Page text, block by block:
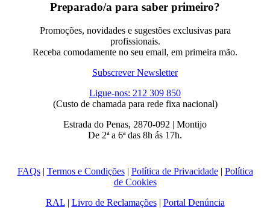
Preparado/a para saber primeiro?
Promoções, novidades e sugestões exclusivas para
profissionais.
Receba comodamente no seu email, em primeira mão.
Subscrever Newsletter
Ligue-nos: 212 309 850
(Custo de chamada para rede fixa nacional)
Estrada do Penas, 2870-092 | Montijo
De 2ª a 6ª das 8h ás 17h.
FAQs| Termos e Condições| Política de Privacidade| Política
de Cookies
RAL| Livro de Reclamações| Portal Denúncia